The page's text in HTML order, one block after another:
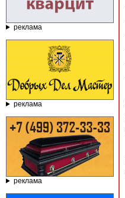
реклама
реклама
реклама